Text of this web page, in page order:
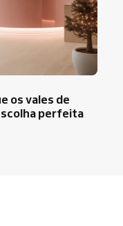
os vales de
perfeita